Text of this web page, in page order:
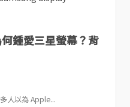
鍾愛三星螢幕？背
人以為 Apple...